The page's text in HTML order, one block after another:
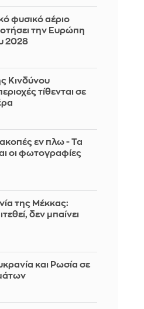
φυσικό αέριο
την Ευρώπη
2028
Κινδύνου
τίθενται σε
εν πλω - Τα
οι φωτογραφίες
της Μέκκας:
δεν μπαίνει
και Ρωσία σε